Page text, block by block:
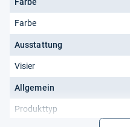
Farbe
Farbe
Ausstattung
Visier
Allgemein
Produkttyp